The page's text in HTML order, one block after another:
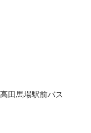
田馬場駅前バス